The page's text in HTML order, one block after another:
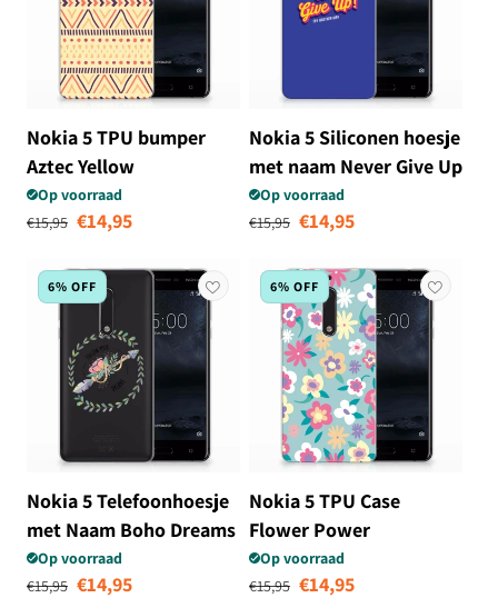
Nokia 5 TPU bumper
Aztec Yellow
Op voorraad
Normale prijs
€15,95 Aanbiedingsprijs
€14,95
Nokia 5 Siliconen hoesje
met naam Never Give Up
Op voorraad
Normale prijs
€15,95 €14,95
6% OFF
Nokia 5 Telefoonhoesje
met Naam Boho Dreams
Op voorraad
Normale prijs
€15,95 Aanbiedingsprijs
€14,95
6% OFF
Nokia 5 TPU Case
Flower Power
Op voorraad
Normale prijs
€15,95 €14,95